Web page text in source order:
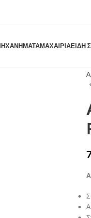
ΜΑΧΑΙΡΙΑΕΙΔΗ